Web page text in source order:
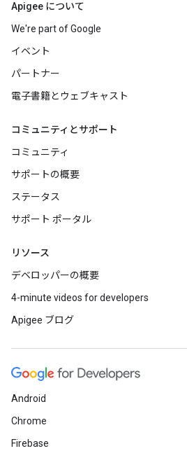
Apigee について
We're part of Google
イベント
パートナー
電子書籍とウェブキャスト
コミュニティとサポート
コミュニティ
サポートの概要
ステータス
サポート ポータル
リソース
デベロッパーの概要
4-minute videos for developers
Apigee ブログ
Android
Chrome
Firebase